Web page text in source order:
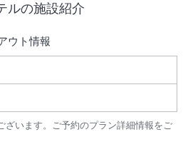
ルの施設紹介
ウト情報
ざいます。ご予約のプラン詳細情報をご